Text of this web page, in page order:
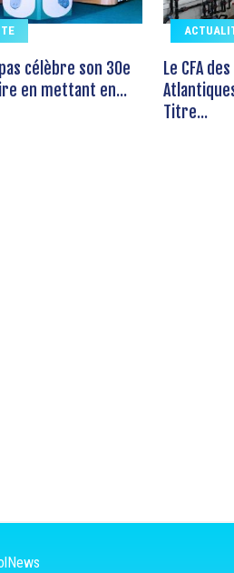
célèbre son 30e
en mettant en...
Le CFA
Titre...